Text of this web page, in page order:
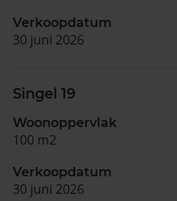
Verkoopdatum
30 juni 2026
Singel 19
Woonoppervlak
100 m2
Verkoopdatum
30 juni 2026